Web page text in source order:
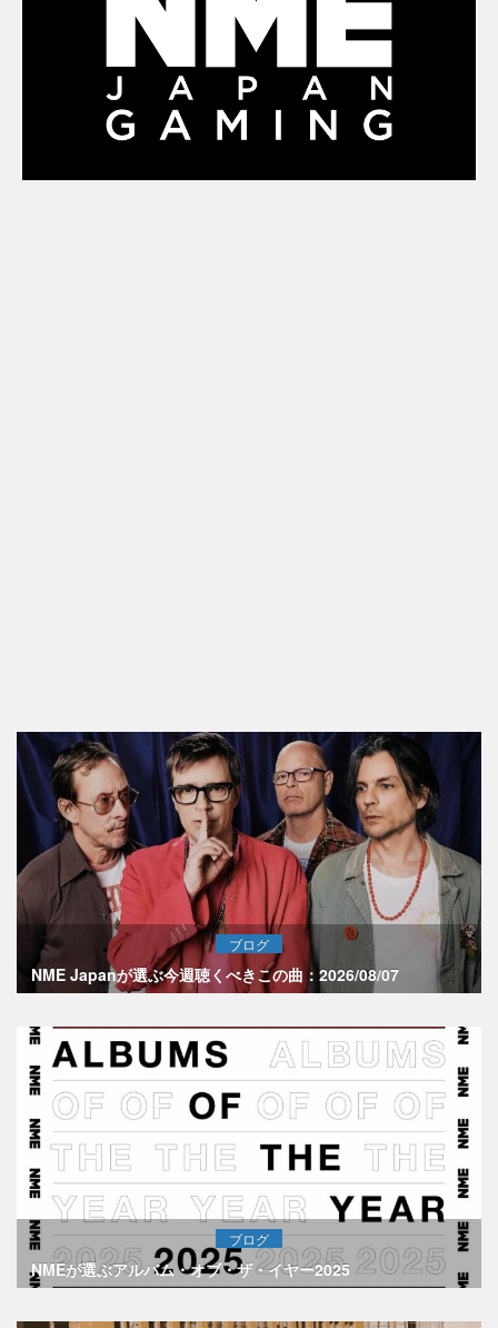
ブログ
NME Japanが選ぶ今週聴くべきこの曲：2026/08/07
ブログ
NMEが選ぶアルバム・オブ・ザ・イヤー2025